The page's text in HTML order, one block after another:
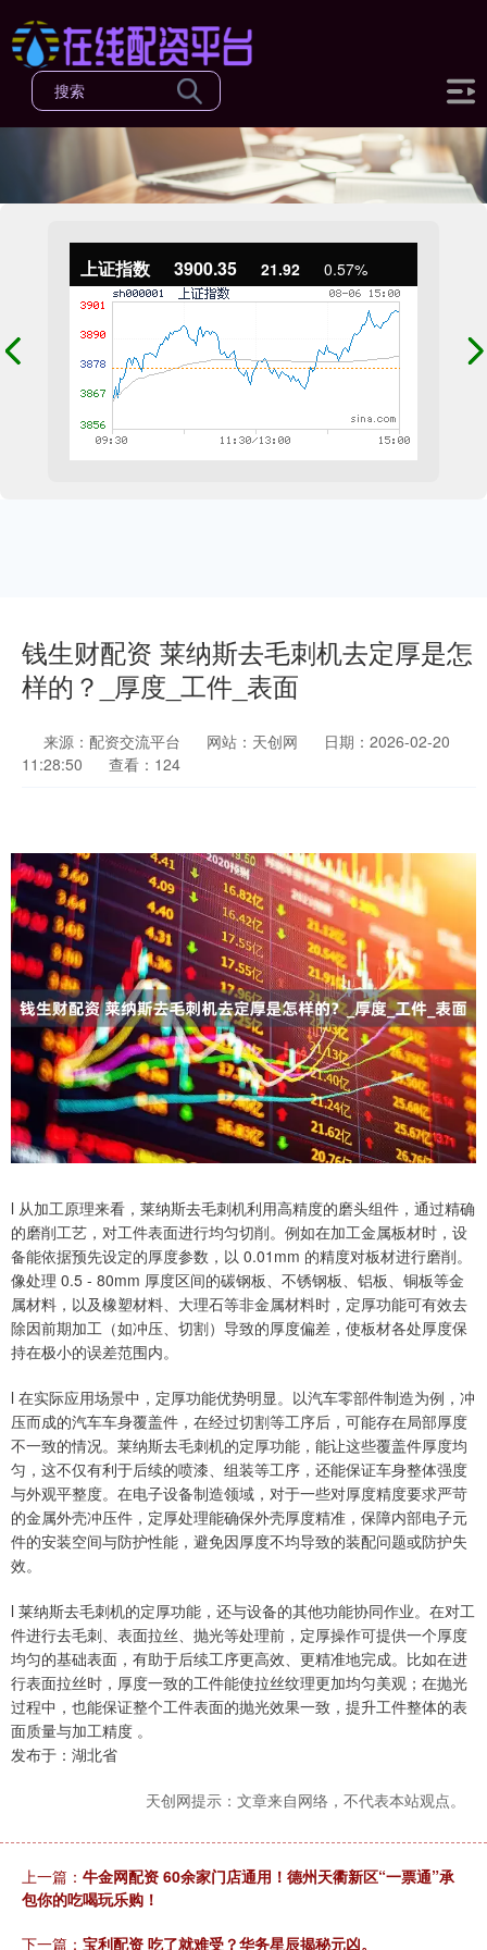
上证指数 3900.35 21.92 0.57%
钱生财配资 莱纳斯去毛刺机去定厚是怎
样的？_厚度_工件_表面
来源：配资交流平台 网站：天创网
日期：2026-02-20
11:28:50
查看：124
l 从加工原理来看，莱纳斯去毛刺机利用高精度的磨头组件，通过精确
的磨削工艺，对工件表面进行均匀切削。例如在加工金属板材时，设
备能依据预先设定的厚度参数，以 0.01mm 的精度对板材进行磨削。
像处理 0.5 - 80mm 厚度区间的碳钢板、不锈钢板、铝板、铜板等金
属材料，以及橡塑材料、大理石等非金属材料时，定厚功能可有效去
除因前期加工（如冲压、切割）导致的厚度偏差，使板材各处厚度保
持在极小的误差范围内。
l 在实际应用场景中，定厚功能优势明显。以汽车零部件制造为例，冲
压而成的汽车车身覆盖件，在经过切割等工序后，可能存在局部厚度
不一致的情况。莱纳斯去毛刺机的定厚功能，能让这些覆盖件厚度均
匀，这不仅有利于后续的喷漆、组装等工序，还能保证车身整体强度
与外观平整度。在电子设备制造领域，对于一些对厚度精度要求严苛
的金属外壳冲压件，定厚处理能确保外壳厚度精准，保障内部电子元
件的安装空间与防护性能，避免因厚度不均导致的装配问题或防护失
效。
l 莱纳斯去毛刺机的定厚功能，还与设备的其他功能协同作业。在对工
件进行去毛刺、表面拉丝、抛光等处理前，定厚操作可提供一个厚度
均匀的基础表面，有助于后续工序更高效、更精准地完成。比如在进
行表面拉丝时，厚度一致的工件能使拉丝纹理更加均匀美观；在抛光
过程中，也能保证整个工件表面的抛光效果一致，提升工件整体的表
面质量与加工精度 。
发布于：湖北省
天创网提示：文章来自网络，不代表本站观点。
上一篇： 牛金网配资 60余家门店通用！德州天衢新区“一票通”承
包你的吃喝玩乐购！
下一篇： 宝利配资 吃了就难受？华务星辰揭秘元凶。